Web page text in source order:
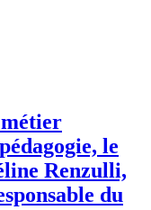
le
Renzulli,
du